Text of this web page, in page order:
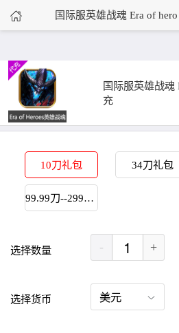
国际服英雄战魂 Era of
首页 国际服英雄战魂 Era of hero
国际服英雄战魂
充
10刀礼包 34刀礼包
99.99刀--29900蓝钻
选择数量 - +
选择货币